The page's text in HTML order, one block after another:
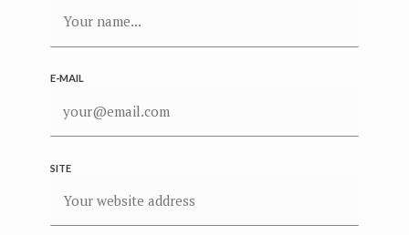
E-MAIL
SITE